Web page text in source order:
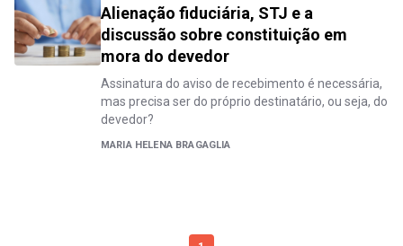
Alienação fiduciária, STJ e a
discussão sobre constituição em
mora do devedor
Assinatura do aviso de recebimento é necessária,
mas precisa ser do próprio destinatário, ou seja, do
devedor?
MARIA HELENA BRAGAGLIA